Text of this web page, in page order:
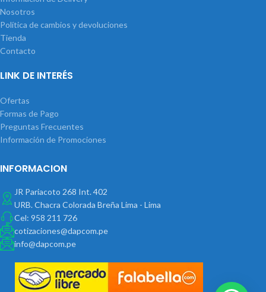
Nosotros
Política de cambios y devoluciones
Tienda
Contacto
LINK DE INTERÉS
Ofertas
Formas de Pago
Preguntas Frecuentes
Información de Promociones
INFORMACION
JR Pariacoto 268 Int. 402
URB. Chacra Colorada Breña Lima - Lima
Cel: 958 211 726
cotizaciones@dapcom.pe
info@dapcom.pe